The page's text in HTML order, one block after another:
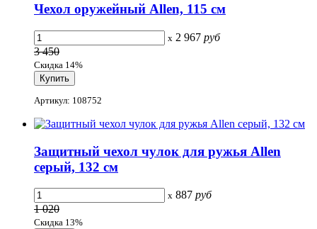
Чехол оружейный Allen, 115 см
x 2 967 руб
3 450
Скидка 14%
Артикул: 108752
Защитный чехол чулок для ружья Allen
серый, 132 см
x 887 руб
1 020
Скидка 13%